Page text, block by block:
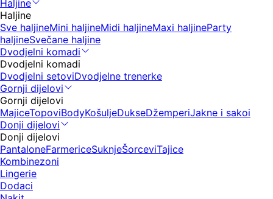
Haljine
Haljine
Sve haljineMini haljineMidi haljineMaxi haljineParty
haljineSvečane haljine
Dvodjelni komadi
Dvodjelni komadi
Dvodjelni setoviDvodjelne trenerke
Gornji dijelovi
Gornji dijelovi
MajiceTopoviBodyKošuljeDukseDžemperiJakne i sakoi
Donji dijelovi
Donji dijelovi
PantaloneFarmericeSuknjeŠorceviTajice
Kombinezoni
Lingerie
Dodaci